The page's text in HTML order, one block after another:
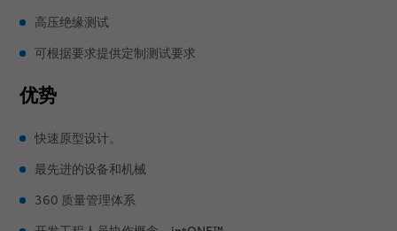
高压绝缘测试
可根据要求提供定制测试要求
优势
快速原型设计。
最先进的设备和机械
360 质量管理体系